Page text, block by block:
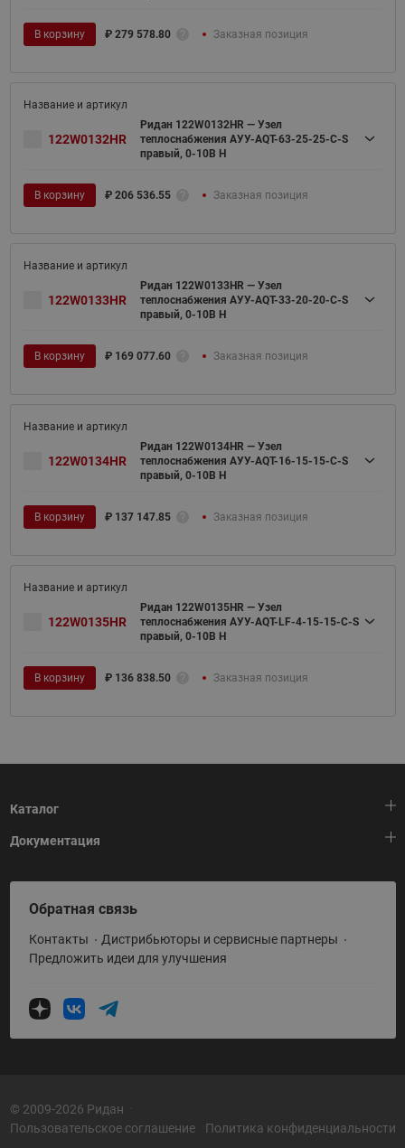
В корзину ₽ 279 578.80 Заказная позиция
122W0132HR
Ридан 122W0132HR — Узел
теплоснабжения АУУ-AQT-63-25-25-C-S
правый, 0-10В H
В корзину ₽ 206 536.55 Заказная позиция
122W0133HR
Ридан 122W0133HR — Узел
теплоснабжения АУУ-AQT-33-20-20-C-S
правый, 0-10В H
В корзину ₽ 169 077.60 Заказная позиция
122W0134HR
Ридан 122W0134HR — Узел
теплоснабжения АУУ-AQT-16-15-15-C-S
правый, 0-10В H
В корзину ₽ 137 147.85 Заказная позиция
122W0135HR
Ридан 122W0135HR — Узел
теплоснабжения АУУ-AQT-LF-4-15-15-C-S
правый, 0-10В H
В корзину ₽ 136 838.50 Заказная позиция
Каталог
Тепловая автоматика
Холодильная техника
Приводная техника
Промышленная автоматика
Теплообменное оборудование
Насосное оборудование
Документация
HeatPlatform (Тепловая платформа)
Полезные программы и инструменты
Условия поставки
Обратная связь
Контакты
Дистрибьюторы и сервисные партнеры
Предложить идеи для улучшения
© 2009-2026 Ридан
Пользовательское соглашение
Политика конфиденциальности